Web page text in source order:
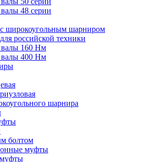
48 серии
широкоугольным шарниром
российской техники
160 Нм
400 Нм
шарнира
болтом
муфты